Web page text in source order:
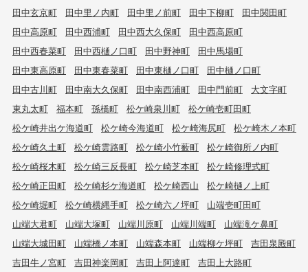
田中玄京町
田中里ノ内町 田中里ノ前町 田中下柳町
田中関田町
田中高原町
田中西浦町 田中西大久保町
田中西高原町
田中西春菜町
田中西樋ノ口町 田中野神町
田中馬場町
田中東高原町
田中東春菜町 田中東樋ノ口町
田中樋ノ口町
田中古川町
田中南大久保町 田中南西浦町 田中門前町
大文字町
東丸太町
福本町 孫橋町 松ケ崎泉川町
松ケ崎壱町田町
松ケ崎井出ケ海道町
松ケ崎今海道町 松ケ崎海尻町
松ケ崎木ノ本町
松ケ崎久土町
松ケ崎雲路町 松ケ崎小竹薮町
松ケ崎御所ノ内町
松ケ崎桜木町
松ケ崎三反長町 松ケ崎芝本町
松ケ崎修理式町
松ケ崎正田町
松ケ崎杉ケ海道町 松ケ崎西山
松ケ崎樋ノ上町
松ケ崎堀町
松ケ崎横縄手町 松ケ崎六ノ坪町
山端壱町田町
山端大君町
山端大塚町 山端川原町 山端川端町
山端滝ケ鼻町
山端大城田町
山端橋ノ本町 山端森本町 山端柳ケ坪町
吉田泉殿町
吉田牛ノ宮町
吉田神楽岡町 吉田上阿達町
吉田上大路町